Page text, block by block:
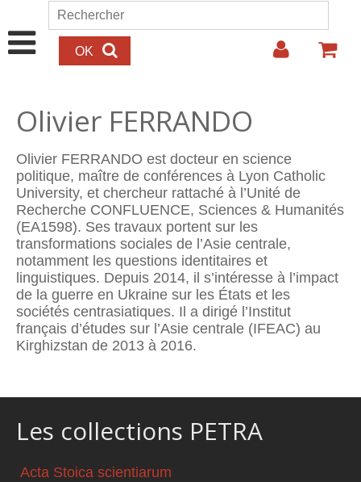
Aller au contenu principal
Formulaire de recherche
Rechercher
Olivier FERRANDO
Olivier FERRANDO est docteur en science
politique, maître de conférences à Lyon Catholic
University, et chercheur rattaché à l’Unité de
Recherche CONFLUENCE, Sciences & Humanités
(EA1598). Ses travaux portent sur les
transformations sociales de l’Asie centrale,
notamment les questions identitaires et
linguistiques. Depuis 2014, il s’intéresse à l’impact
de la guerre en Ukraine sur les États et les
sociétés centrasiatiques. Il a dirigé l’Institut
français d’études sur l’Asie centrale (IFEAC) au
Kirghizstan de 2013 à 2016.
Les collections PETRA
Acta Stoica scientiarum